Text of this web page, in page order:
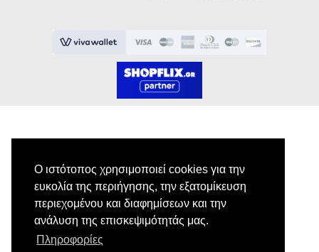
Ο ιστότοπος χρησιμοποιεί cookies για την
ευκολία της περιήγησης, την εξατομίκευση
περιεχομένου και διαφημίσεων και την
ανάλυση της επισκεψιμότητάς μας.
Πληροφορίες
Εγγραφή στο Newsletter
Κάνε εγγραφή στο newsletter μας για να
λαμβάνεις αποκλειστικές προσφορές.